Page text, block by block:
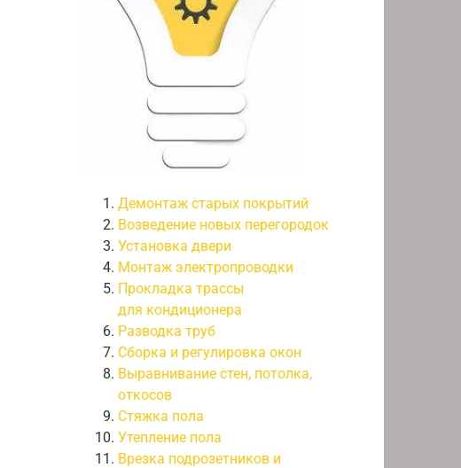
Демонтаж старых покрытий
Возведение новых перегородок
Установка двери
Монтаж электропроводки
Прокладка трассы
для кондиционера
Разводка труб
Сборка и регулировка окон
Выравнивание стен, потолка,
откосов
Стяжка пола
Утепление пола
Врезка подрозетников и